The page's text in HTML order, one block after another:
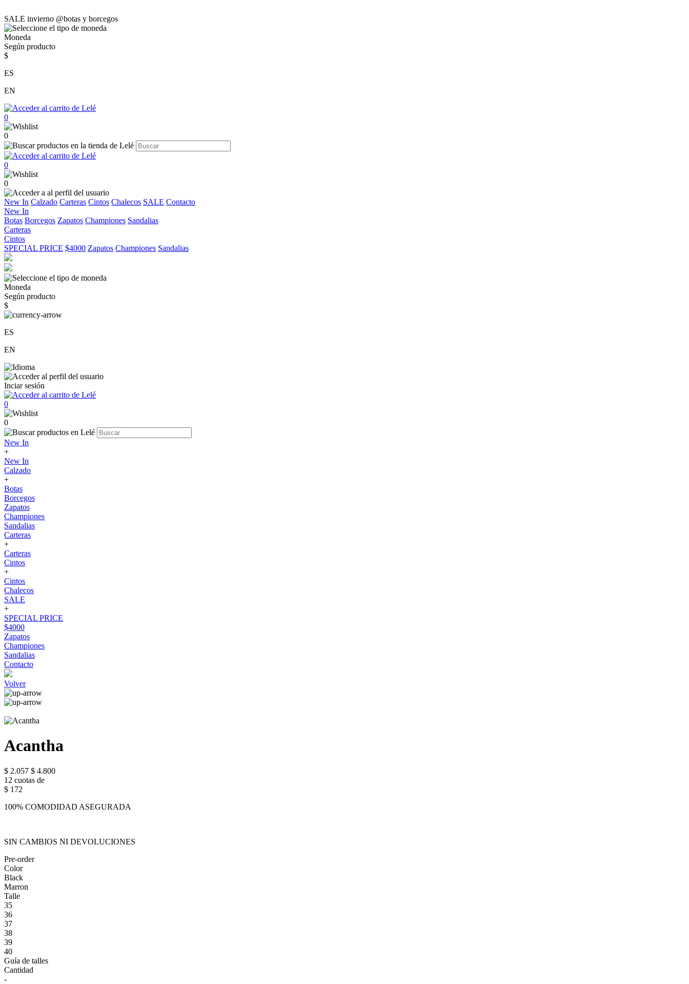
SALE invierno @botas y borcegos
Moneda
Según producto
$
ES
EN
0
0
0
0
New In Calzado Carteras Cintos Chalecos SALE Contacto
New In
Botas Borcegos Zapatos Championes Sandalias
Carteras
Cintos
SPECIAL PRICE $4000 Zapatos Championes Sandalias
Moneda
Según producto
$
ES
EN
Inciar sesión
0
0
New In
+
New In
Calzado
+
Botas
Borcegos
Zapatos
Championes
Sandalias
Carteras
+
Carteras
Cintos
+
Cintos
Chalecos
SALE
+
SPECIAL PRICE
$4000
Zapatos
Championes
Sandalias
Contacto
Volver
Acantha
$ 2.057 $ 4.800
12 cuotas de
$ 172
100% COMODIDAD ASEGURADA
SIN CAMBIOS NI DEVOLUCIONES
Pre-order
Color
Black
Marron
Talle
35
36
37
38
39
40
Guía de talles
Cantidad
-